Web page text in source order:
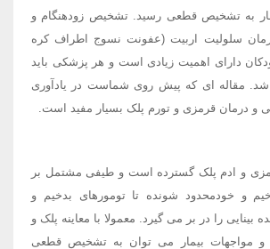
به تشخیص قطعی رسید. تشخیص زودهنگام و
سلولیت اربیت (عفونت نسوج اطراف کره
دارای اهمیت زیادی است و هر پزشکی باید
باشد. مقاله ای که پیش روی شماست در یادآوری
و درمان قرمزی و تورم پلک بسیار مفید است.
و ادم پلک گسترده است و طیفی مشتمل بر
و خودمحدود شونده تا تومورهای بدخیم و
بینایی را در بر می گیرد. معمولا با معاینه پلک و
و مواجهات بیمار می توان به تشخیص قطعی